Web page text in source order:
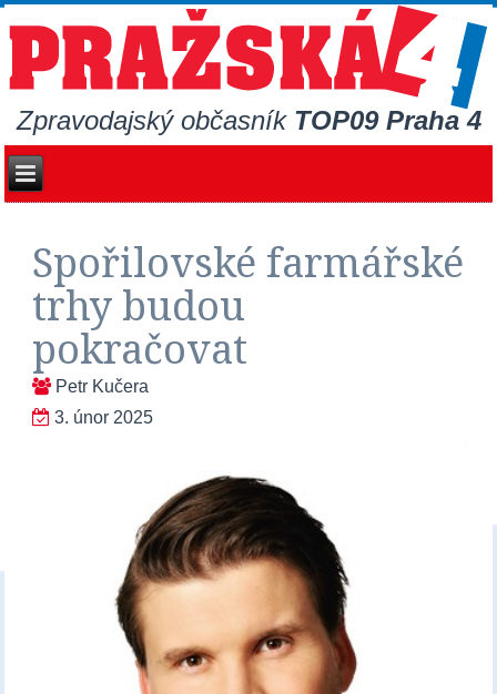
Zpravodajský občasník TOP09 Praha 4
Spořilovské farmářské
trhy budou
pokračovat
Petr Kučera
3. únor 2025